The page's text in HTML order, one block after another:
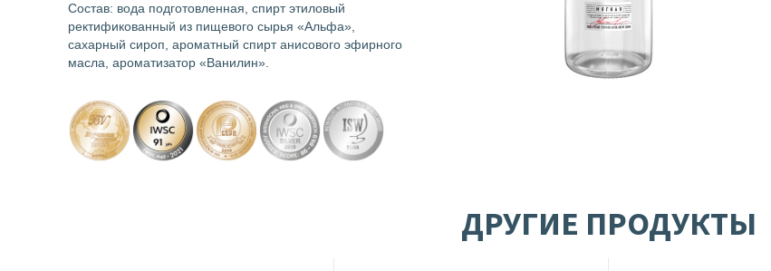
Состав: вода подготовленная, спирт этиловый
ректификованный из пищевого сырья «Альфа»,
сахарный сироп, ароматный спирт анисового эфирного
масла, ароматизатор «Ванилин».
ДРУГИЕ ПРОДУКТЫ